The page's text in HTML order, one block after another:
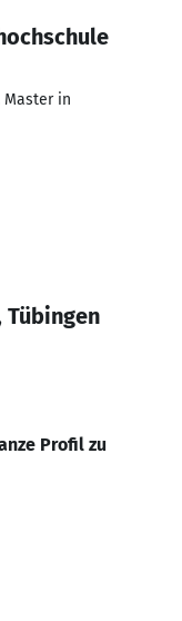
Master in
Profil zu